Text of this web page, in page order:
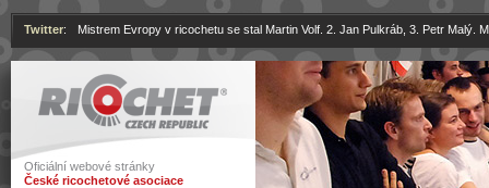
Ricochet
Oficiální webové stránky
České ricochetové asociace
Twitter: Mistrem Evropy v ricochetu se stal Martin Volf. 2. Jan Pulkráb, 3. Petr Malý.